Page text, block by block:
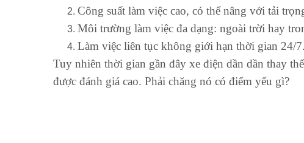
Công suất làm việc cao, có thể nâng với tải
Môi trường làm việc đa dạng: ngoài trời hay
Làm việc liên tục không giới hạn thời gian 24/7.
Tuy nhiên thời gian gần đây xe điện dần dần thay
được đánh giá cao. Phải chăng nó có điểm yếu gì?